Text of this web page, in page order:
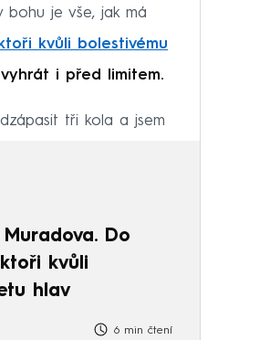
bohu je vše, jak má
kvůli bolestivému
i před limitem.
tři kola a jsem
Do
kvůli
hlav
6 min čtení